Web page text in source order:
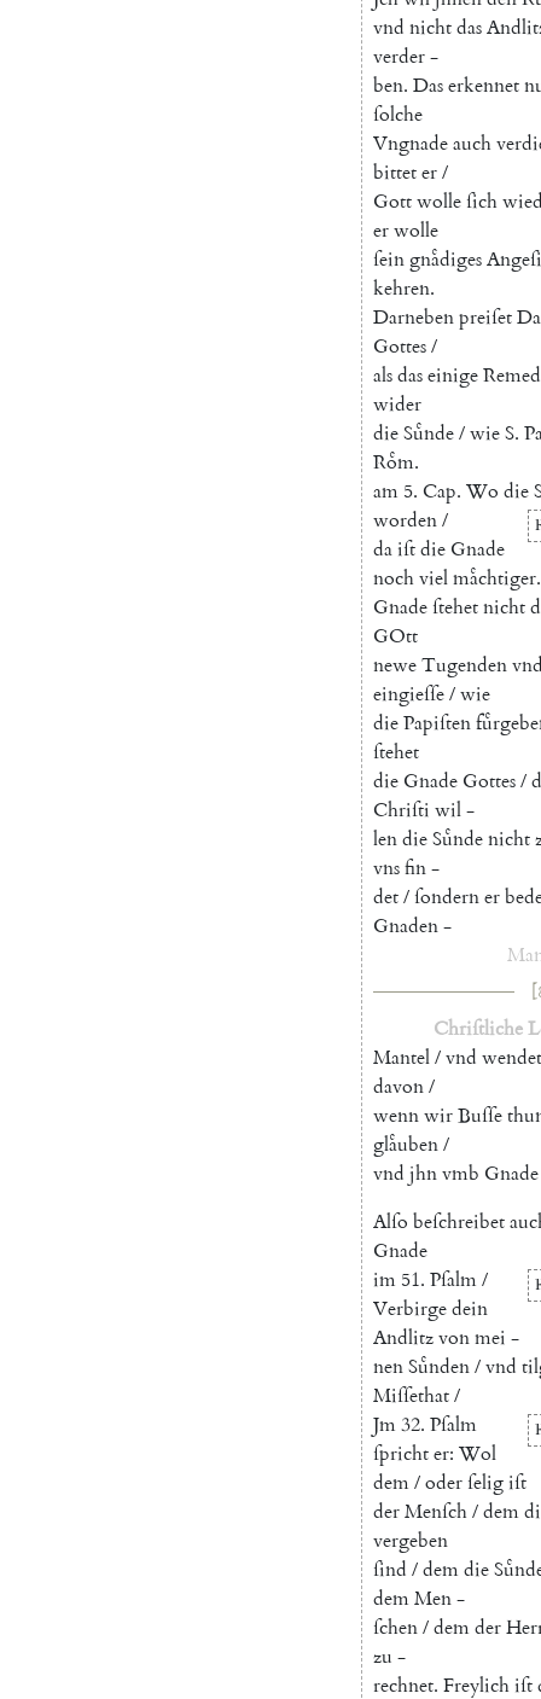
vnd nichtdas
verder-
ben. Daserkennet
ſolche
Vngnadeauch
bitteter/
Gottwolleſich
erwolle
ſeingnaͤdiges
kehren.
Darnebenpreiſet
Gottes/
alsdaseinige
wider
dieSuͤnde/wieS.
Roͤm.
am 5. Cap. Wo die
worden/
daiſtdie Gnade
nochvielmaͤchtiger.
Gnadeſtehetnicht
GOtt
neweTugenden
eingieſſe/wie
diePapiſten
ſtehet
die Gnade Gottes/
Chriſti wil-
lendieSuͤndenicht
vnsfin-
det/ſonderner
Gnaden-
Chriſtliche
Mantel/vnd wendet
davon/
wennwirBuſſe
glaͤuben/
vnd jhnvmb Gnade
Alſo beſchreibet
Gnade
im 51. Pſalm/
Verbirgedein
Andlitzvonmei -
nenSuͤnden/vnd
Miſſethat/
Jm32. Pſalm
ſprichter: Wol
dem/oderſeligiſt
derMenſch/dem
vergeben
ſind /demdie
demMen-
ſchen/demder
zu -
rechnet. Freylichiſt